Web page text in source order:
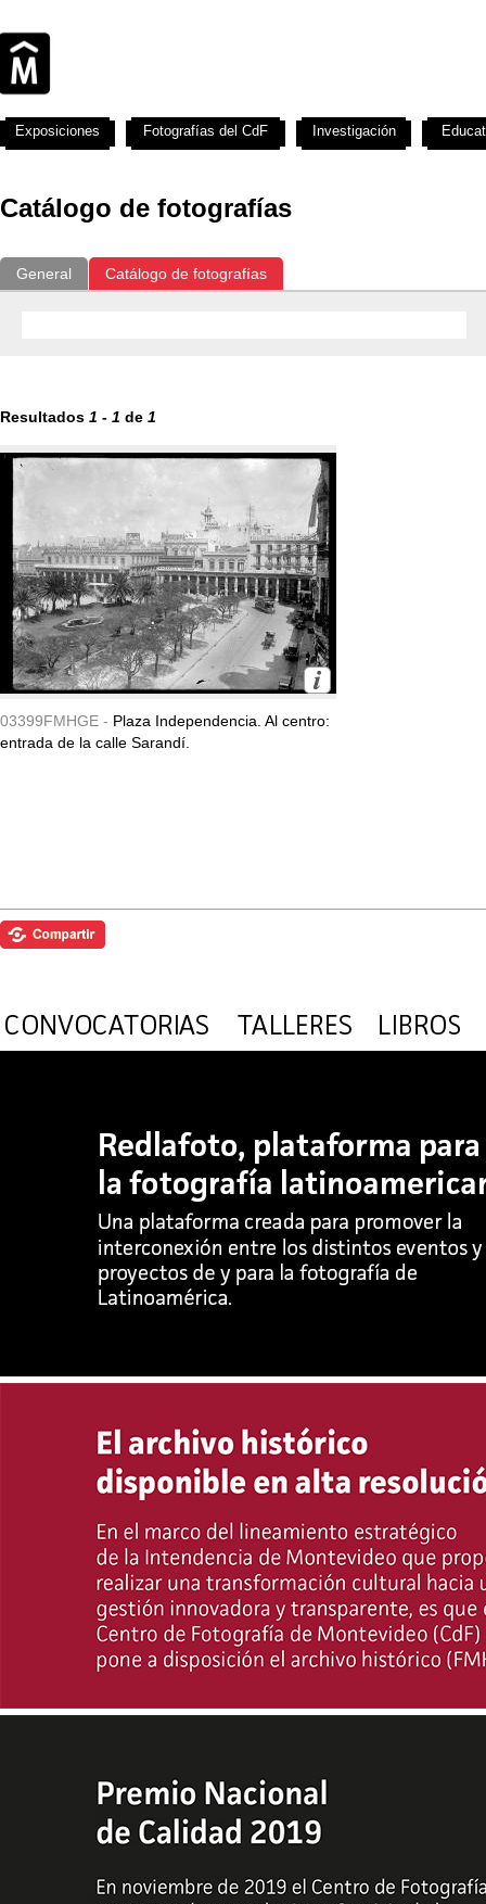
Catálogo de fotografías
General Catálogo de fotografías
Resultados 1 - 1 de 1
03399FMHGE - Plaza Independencia. Al centro:
entrada de la calle Sarandí.
Exposiciones Fotografías del CdF Investigación